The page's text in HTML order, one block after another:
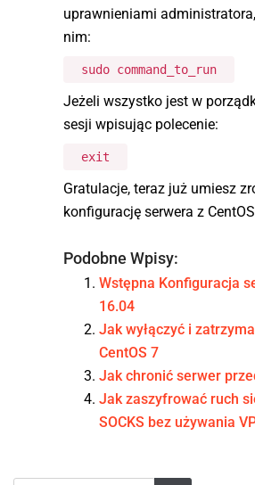
uprawnieniami
nim:
sudo command_to_run
Jeżeli wszystko jest w
sesji wpisując polecenie:
exit
Gratulacje, teraz już umiesz
konfigurację serwera z
Podobne Wpisy:
Wstępna Konfiguracja
16.04
Jak wyłączyć i
CentOS 7
Jak chronić serwer
Jak zaszyfrować ruch
SOCKS bez używania